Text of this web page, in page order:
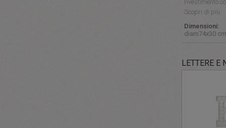
rivestimento
Scopri di più
Dimensioni:
diam74x30
LETTERE E